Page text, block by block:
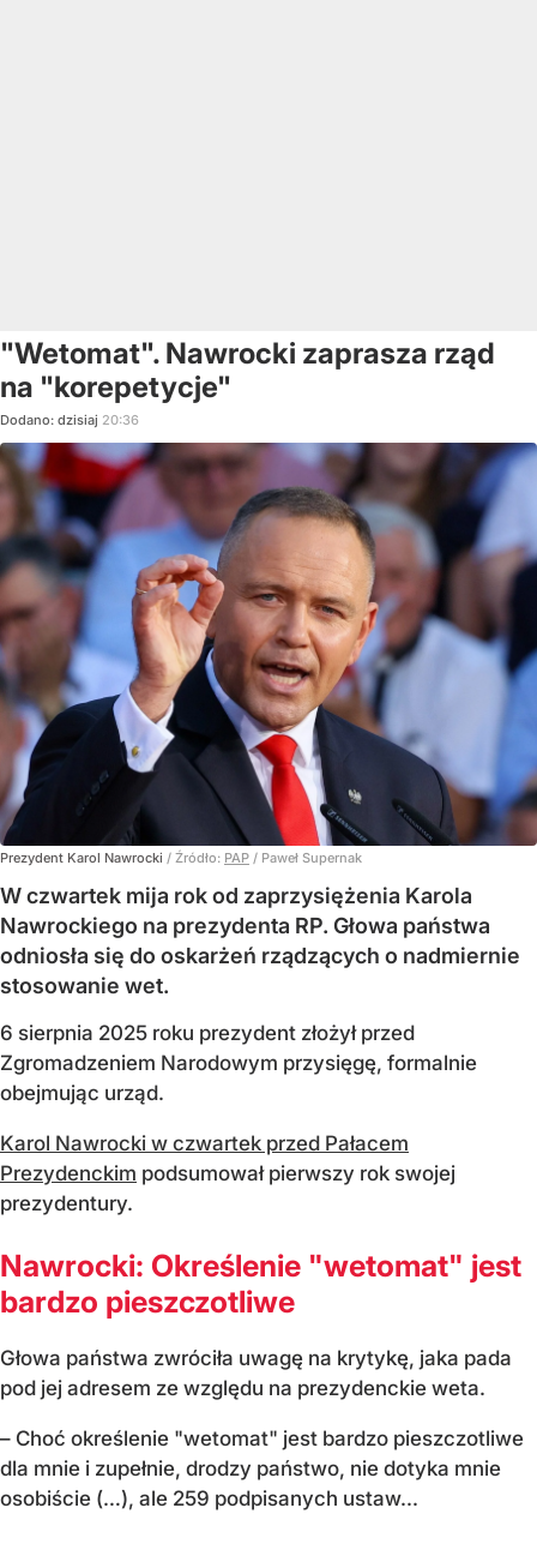
"Wetomat". Nawrocki zaprasza rząd
na "korepetycje"
Dodano: dzisiaj 20:36
Prezydent Karol Nawrocki / Źródło: PAP / Paweł Supernak
W czwartek mija rok od zaprzysiężenia Karola
Nawrockiego na prezydenta RP. Głowa państwa
odniosła się do oskarżeń rządzących o nadmiernie
stosowanie wet.
6 sierpnia 2025 roku prezydent złożył przed
Zgromadzeniem Narodowym przysięgę, formalnie
obejmując urząd.
Karol Nawrocki w czwartek przed Pałacem
Prezydenckim podsumował pierwszy rok swojej
prezydentury.
Nawrocki: Określenie "wetomat" jest
bardzo pieszczotliwe
Głowa państwa zwróciła uwagę na krytykę, jaka pada
pod jej adresem ze względu na prezydenckie weta.
– Choć określenie "wetomat" jest bardzo pieszczotliwe
dla mnie i zupełnie, drodzy państwo, nie dotyka mnie
osobiście (…), ale 259 podpisanych ustaw...